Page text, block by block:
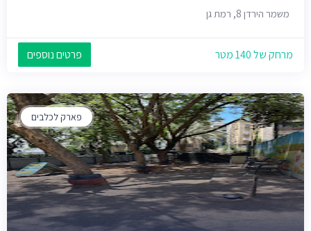
משמר הירדן 8, רמת גן
מרחק של 140 מטר פרטים נוספים
פארק לכלבים